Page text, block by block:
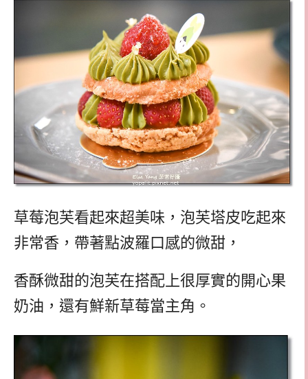
草莓泡芙看起來超美味，泡芙塔皮吃起來
非常香，帶著點波羅口感的微甜，
香酥微甜的泡芙在搭配上很厚實的開心果
奶油，還有鮮新草莓當主角。